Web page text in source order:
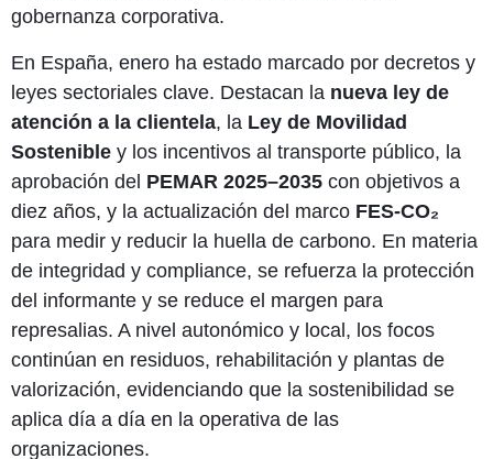
gobernanza corporativa.
En España, enero ha estado marcado por decretos y
leyes sectoriales clave. Destacan la nueva ley de
atención a la clientela, la Ley de Movilidad
Sostenible y los incentivos al transporte público, la
aprobación del PEMAR 2025–2035 con objetivos a
diez años, y la actualización del marco FES-CO₂
para medir y reducir la huella de carbono. En materia
de integridad y compliance, se refuerza la protección
del informante y se reduce el margen para
represalias. A nivel autonómico y local, los focos
continúan en residuos, rehabilitación y plantas de
valorización, evidenciando que la sostenibilidad se
aplica día a día en la operativa de las
organizaciones.